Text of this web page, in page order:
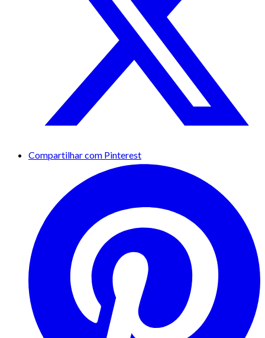
Compartilhar com Pinterest